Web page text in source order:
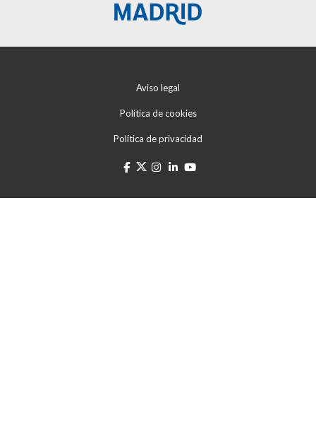
Aviso legal
Política de cookies
Política de privacidad